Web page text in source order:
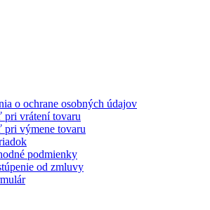
o ochrane osobných údajov
vrátení tovaru
výmene tovaru
podmienky
od zmluvy